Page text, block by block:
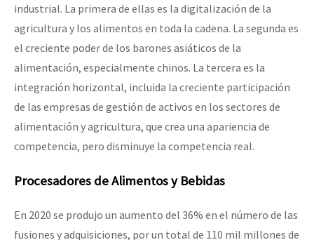
industrial. La primera de ellas es la digitalización de la
agricultura y los alimentos en toda la cadena. La segunda es
el creciente poder de los barones asiáticos de la
alimentación, especialmente chinos. La tercera es la
integración horizontal, incluida la creciente participación
de las empresas de gestión de activos en los sectores de
alimentación y agricultura, que crea una apariencia de
competencia, pero disminuye la competencia real.
Procesadores de Alimentos y Bebidas
En 2020 se produjo un aumento del 36% en el número de las
fusiones y adquisiciones, por un total de 110 mil millones de